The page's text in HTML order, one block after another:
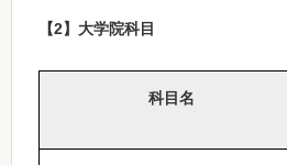
【2】大学院科目
科目名